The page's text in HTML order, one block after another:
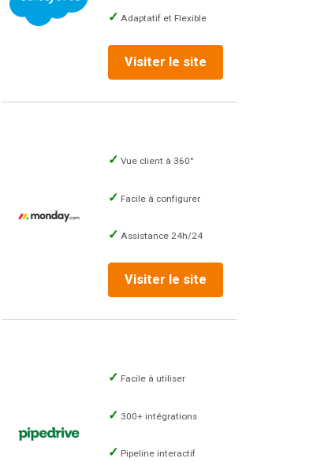
Adaptatif et Flexible
Visiter le site
Vue client à 360°
Facile à configurer
Assistance 24h/24
Visiter le site
Facile à utiliser
300+ intégrations
Pipeline interactif